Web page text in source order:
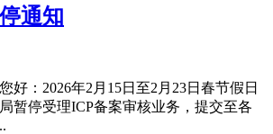
通知
好：2026年2月15日至2月23日春节假日
暂停受理ICP备案审核业务，提交至各